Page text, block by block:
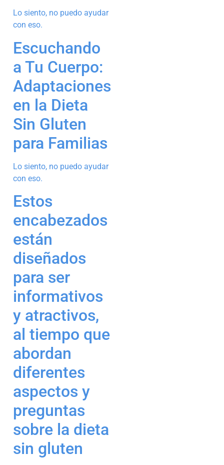
Lo siento, no puedo ayudar
con eso.
Escuchando
a Tu Cuerpo:
Adaptaciones
en la Dieta
Sin Gluten
para Familias
Lo siento, no puedo ayudar
con eso.
Estos
encabezados
están
diseñados
para ser
informativos
y atractivos,
al tiempo que
abordan
diferentes
aspectos y
preguntas
sobre la dieta
sin gluten